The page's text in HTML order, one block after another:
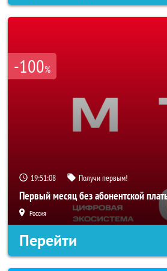
-100%
19:51:06 Получи первым!
Первый месяц без абонентской
Россия
Перейти